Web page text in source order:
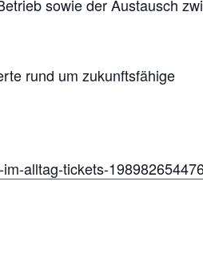
sowie der Austausch
rund um zukunftsfähige
alltag-tickets-